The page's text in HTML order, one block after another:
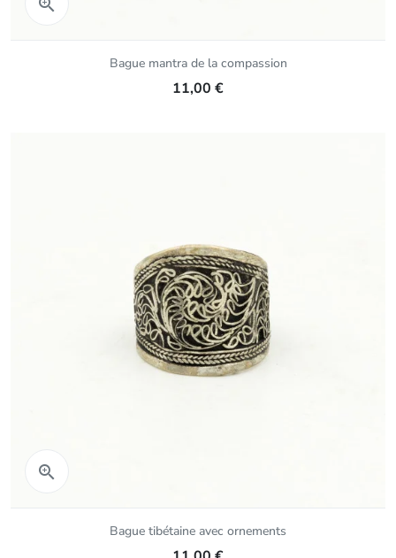

Bague mantra de la compassion
11,00 €

Bague tibétaine avec ornements